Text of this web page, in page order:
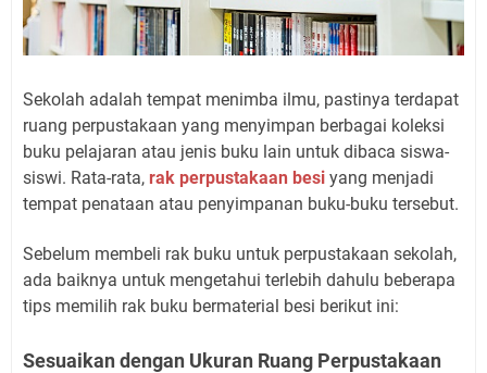
Sekolah adalah tempat menimba ilmu, pastinya terdapat
ruang perpustakaan yang menyimpan berbagai koleksi
buku pelajaran atau jenis buku lain untuk dibaca siswa-
siswi. Rata-rata, rak perpustakaan besi yang menjadi
tempat penataan atau penyimpanan buku-buku tersebut.
Sebelum membeli rak buku untuk perpustakaan sekolah,
ada baiknya untuk mengetahui terlebih dahulu beberapa
tips memilih rak buku bermaterial besi berikut ini:
Sesuaikan dengan Ukuran Ruang Perpustakaan